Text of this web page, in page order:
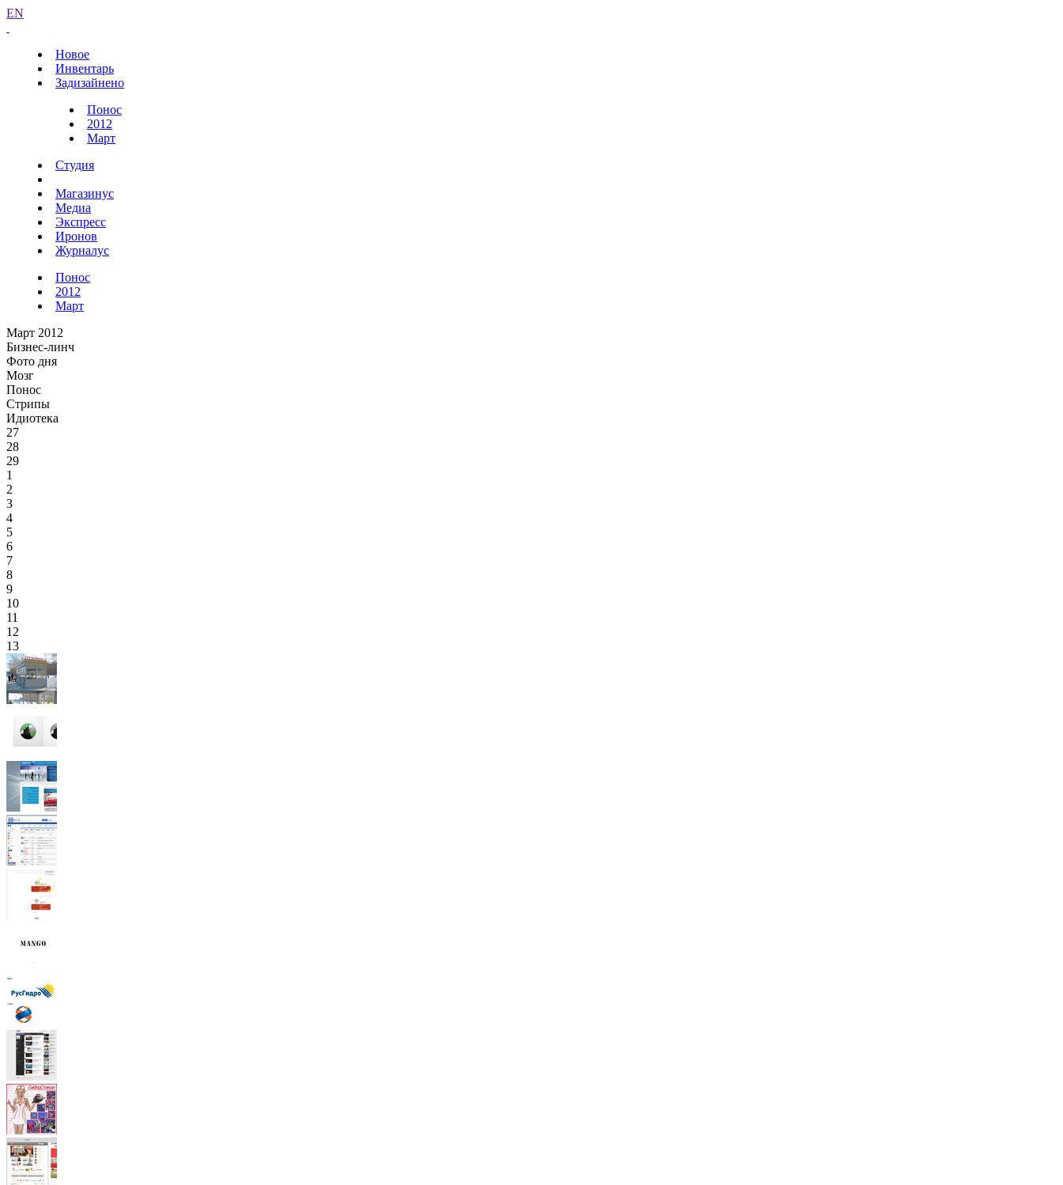
EN
Новое
Инвентарь
Задизайнено
Понос
2012
Март
Студия
Магазинус
Медиа
Экспресс
Иронов
Журналус
Понос
2012
Март
Март 2012
Бизнес-линч
Фото дня
Мозг
Понос
Стрипы
Идиотека
27
28
29
1
2
3
4
5
6
7
8
9
10
11
12
13